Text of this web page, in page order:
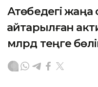
Ақтөбедегі жаңа
қайтарылған
млрд теңге